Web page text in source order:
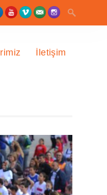
İletişim